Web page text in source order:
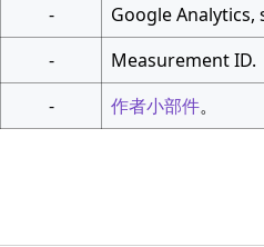
-
Google Analytics,
-
Measurement ID.
- 作者小部件。